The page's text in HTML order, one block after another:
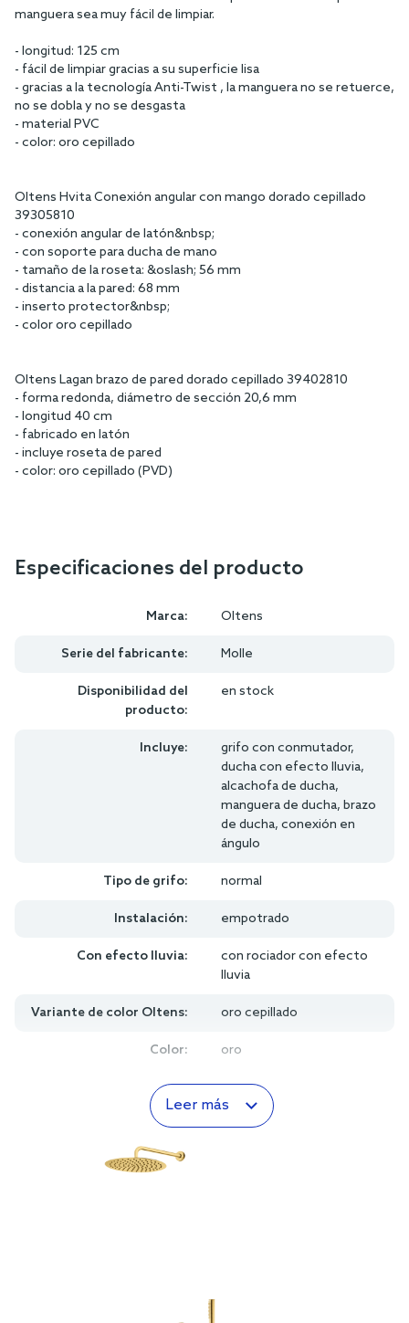
manguera sea muy fácil de limpiar.
- longitud: 125 cm
- fácil de limpiar gracias a su superficie lisa
- gracias a la tecnología Anti-Twist , la manguera no se retuerce,
no se dobla y no se desgasta
- material PVC
- color: oro cepillado
Oltens Hvita Conexión angular con mango dorado cepillado
39305810
- conexión angular de latón&nbsp;
- con soporte para ducha de mano
- tamaño de la roseta: &oslash; 56 mm
- distancia a la pared: 68 mm
- inserto protector&nbsp;
- color oro cepillado
Oltens Lagan brazo de pared dorado cepillado 39402810
- forma redonda, diámetro de sección 20,6 mm
- longitud 40 cm
- fabricado en latón
- incluye roseta de pared
- color: oro cepillado (PVD)
Especificaciones del producto
Marca: Oltens
Serie del fabricante: Molle
Disponibilidad del
producto:
en stock
Incluye:
grifo con conmutador,
ducha con efecto lluvia,
alcachofa de ducha,
manguera de ducha, brazo
de ducha, conexión en
ángulo
Tipo de grifo: normal
Instalación: empotrado
Con efecto lluvia:
con rociador con efecto
lluvia
Variante de color Oltens: oro cepillado
Color: oro
Leer más